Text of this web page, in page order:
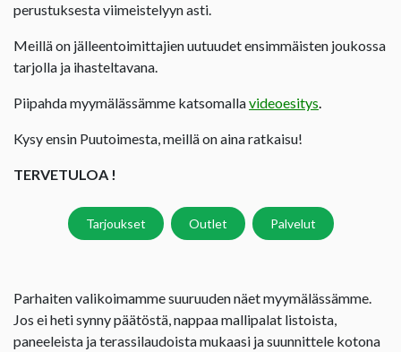
perustuksesta viimeistelyyn asti.
Meillä on jälleentoimittajien uutuudet ensimmäisten joukossa
tarjolla ja ihasteltavana.
Piipahda myymälässämme katsomallavideoesitys
Kysy ensin Puutoimesta, meillä on aina ratkaisu!
TERVETULOA !
Tarjoukset Outlet Palvelut
Parhaiten valikoimamme suuruuden näet myymälässämme.
Jos ei heti synny päätöstä, nappaa mallipalat listoista,
paneeleista ja terassilaudoista mukaasi ja suunnittele kotona